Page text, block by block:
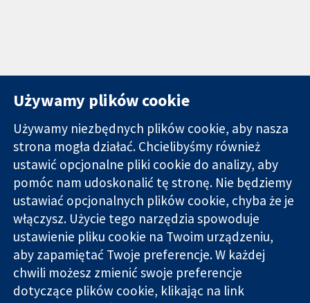
Wiarygodne dane
naukowe.
Świadome
decyzje.
Lepsze zdrowie.
11-13 Cavendish
Square
Londyn
W1G 0AN
Wielka Brytania
Kontakt
Nowości
Biuro
prasowe
O nas
Praca
Cochrane
Library
Używamy plików cookie
Używamy niezbędnych plików cookie, aby nasza
strona mogła działać. Chcielibyśmy również
ustawić opcjonalne pliki cookie do analizy, aby
pomóc nam udoskonalić tę stronę. Nie będziemy
ustawiać opcjonalnych plików cookie, chyba że je
włączysz. Użycie tego narzędzia spowoduje
ustawienie pliku cookie na Twoim urządzeniu,
aby zapamiętać Twoje preferencje. W każdej
chwili możesz zmienić swoje preferencje
dotyczące plików cookie, klikając na link